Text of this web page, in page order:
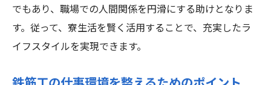
でもあり、職場での人間関係を円滑にする助けとなりま
す。従って、寮生活を賢く活用することで、充実したラ
イフスタイルを実現できます。